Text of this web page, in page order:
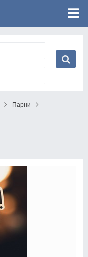
Парни